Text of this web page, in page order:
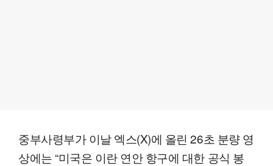
중부사령부가 이날 엑스(X)에 올린 26초 분량 영
상에는 “미국은 이란 연안 항구에 대한 공식 봉